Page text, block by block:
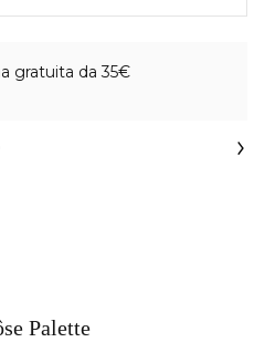
gratuita da 35€
Palette